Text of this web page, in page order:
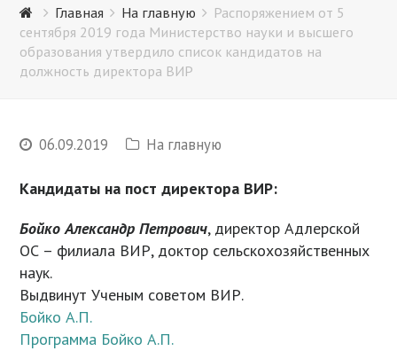
Главная На главную
Распоряжением от 5
сентября 2019 года Министерство науки и высшего
образования утвердило список кандидатов на
должность директора ВИР
06.09.2019 На главную
Кандидаты на пост директора ВИР:
Бойко Александр Петрович, директор Адлерской
ОС – филиала ВИР, доктор сельскохозяйственных
наук.
Выдвинут Ученым советом ВИР.
Бойко А.П.
Программа Бойко А.П.